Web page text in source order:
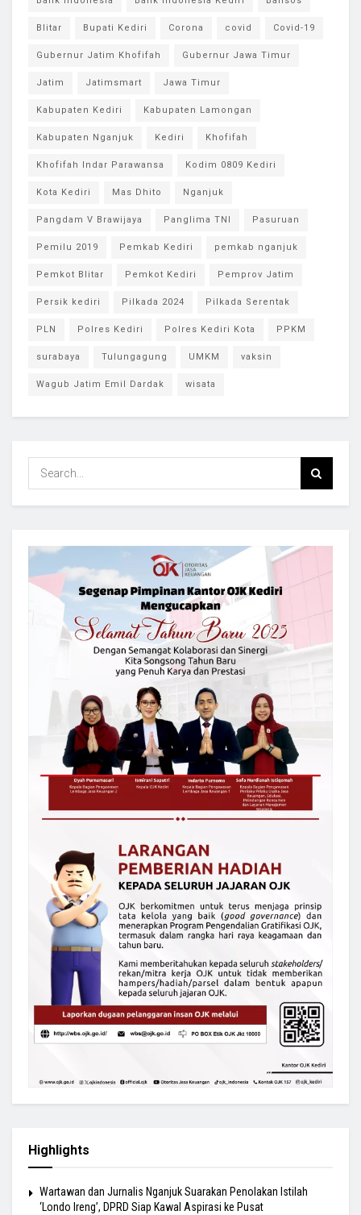
Blitar Bupati Kediri Corona covid Covid-19
Gubernur Jatim Khofifah Gubernur Jawa Timur
Jatim Jatimsmart Jawa Timur
Kabupaten Kediri Kabupaten Lamongan
Kabupaten Nganjuk Kediri Khofifah
Khofifah Indar Parawansa Kodim 0809 Kediri
Kota Kediri Mas Dhito Nganjuk
Pangdam V Brawijaya Panglima TNI Pasuruan
Pemilu 2019 Pemkab Kediri pemkab nganjuk
Pemkot Blitar Pemkot Kediri Pemprov Jatim
Persik kediri Pilkada 2024 Pilkada Serentak
PLN Polres Kediri Polres Kediri Kota PPKM
surabaya Tulungagung UMKM vaksin
Wagub Jatim Emil Dardak wisata
Highlights
Wartawan dan Jurnalis Nganjuk Suarakan Penolakan Istilah
‘Londo Ireng’, DPRD Siap Kawal Aspirasi ke Pusat